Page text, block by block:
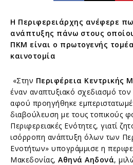
Η Περιφερειάρχης ανέφερε
ανάπτυξης πάνω στους
ΠΚΜ είναι ο πρωτογενής
καινοτομία
«Στην Περιφέρεια Κεντρικής
έναν αναπτυξιακό σχεδιασμό
αφού προηγήθηκε
διαβούλευση με τους τοπικούς
Περιφερειακές Ενότητες, γιατί
ισόρροπη ανάπτυξη όλων των
Ενοτήτων» υπογράμμισε η
Μακεδονίας, Αθηνά Αηδονά,